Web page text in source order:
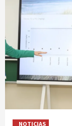
NOTICIAS